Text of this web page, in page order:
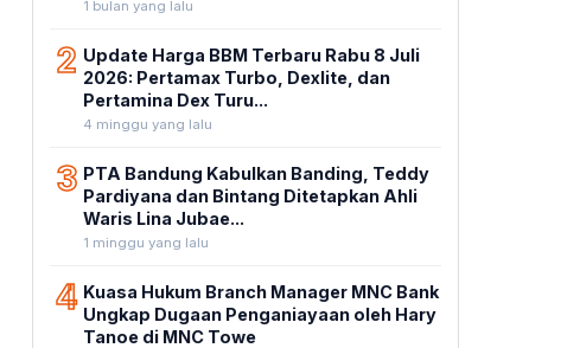
1 bulan yang lalu
2 Update Harga BBM Terbaru Rabu 8 Juli
2026: Pertamax Turbo, Dexlite, dan
Pertamina Dex Turu...
4 minggu yang lalu
3 PTA Bandung Kabulkan Banding, Teddy
Pardiyana dan Bintang Ditetapkan Ahli
Waris Lina Jubae...
1 minggu yang lalu
4 Kuasa Hukum Branch Manager MNC Bank
Ungkap Dugaan Penganiayaan oleh Hary
Tanoe di MNC Towe